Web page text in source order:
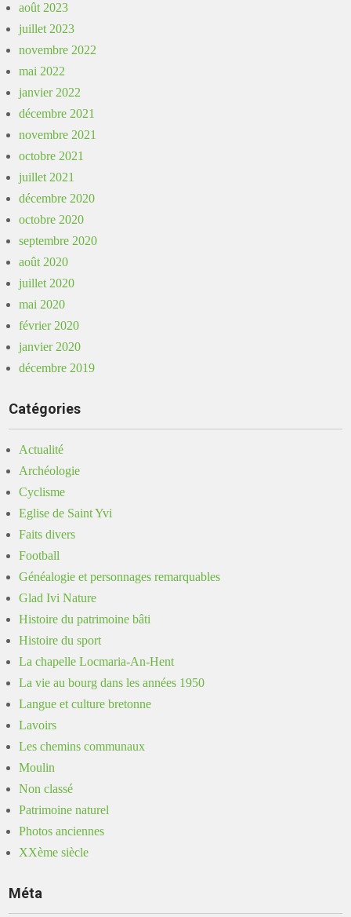
août 2023
juillet 2023
novembre 2022
mai 2022
janvier 2022
décembre 2021
novembre 2021
octobre 2021
juillet 2021
décembre 2020
octobre 2020
septembre 2020
août 2020
juillet 2020
mai 2020
février 2020
janvier 2020
décembre 2019
Catégories
Actualité
Archéologie
Cyclisme
Eglise de Saint Yvi
Faits divers
Football
Généalogie et personnages remarquables
Glad Ivi Nature
Histoire du patrimoine bâti
Histoire du sport
La chapelle Locmaria-An-Hent
La vie au bourg dans les années 1950
Langue et culture bretonne
Lavoirs
Les chemins communaux
Moulin
Non classé
Patrimoine naturel
Photos anciennes
XXème siècle
Méta